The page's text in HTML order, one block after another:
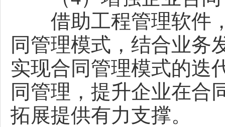
借助工程管理软件，
同管理模式，结合业务
实现合同管理模式的迭
同管理，提升企业在合
拓展提供有力支撑。